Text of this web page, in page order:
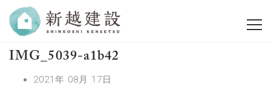
IMG_5039-a1b42
2021年 08月 17日